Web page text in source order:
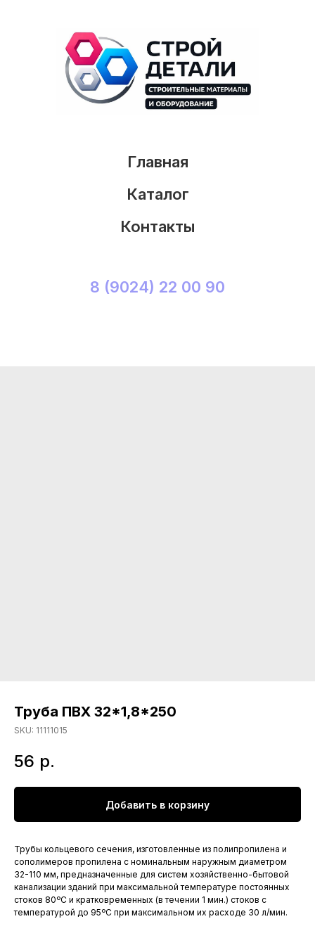
Главная
Каталог
Контакты
8 (9024) 22 00 90
Труба ПВХ 32*1,8*250
SKU: 11111015
56 р.
Добавить в корзину
Трубы кольцевого сечения, изготовленные из полипропилена и
сополимеров пропилена с номинальным наружным диаметром
32-110 мм, предназначенные для систем хозяйственно-бытовой
канализации зданий при максимальной температуре постоянных
стоков 80ºС и кратковременных (в течении 1 мин.) стоков с
температурой до 95ºС при максимальном их расходе 30 л/мин.